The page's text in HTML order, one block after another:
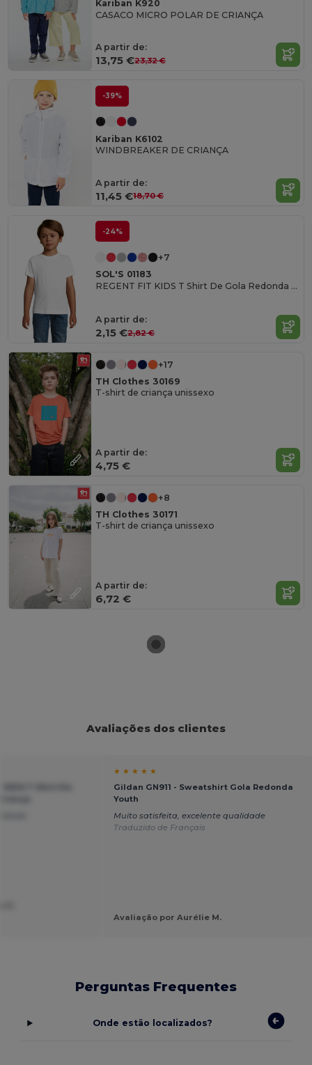
Kariban K920
CASACO MICRO POLAR DE CRIANÇA
A partir de:
13,75 €23,32 €
-39%
Kariban K6102
WINDBREAKER DE CRIANÇA
A partir de:
11,45 €18,70 €
-24%
+7
SOL'S 01183
REGENT FIT KIDS T Shirt De Gola Redonda Para Criança
A partir de:
2,15 €2,82 €
+17
TH Clothes 30169
T-shirt de criança unissexo
A partir de:
4,75 €
+8
TH Clothes 30171
T-shirt de criança unissexo
A partir de:
6,72 €
Avaliações dos clientes
★ ★ ★ ★ ★
Gildan GN911 - Sweatshirt Gola Redonda
Youth
Muito satisfeita, excelente qualidade
Traduzido de Français
Avaliação por Aurélie M.
Perguntas Frequentes
Onde estão localizados?